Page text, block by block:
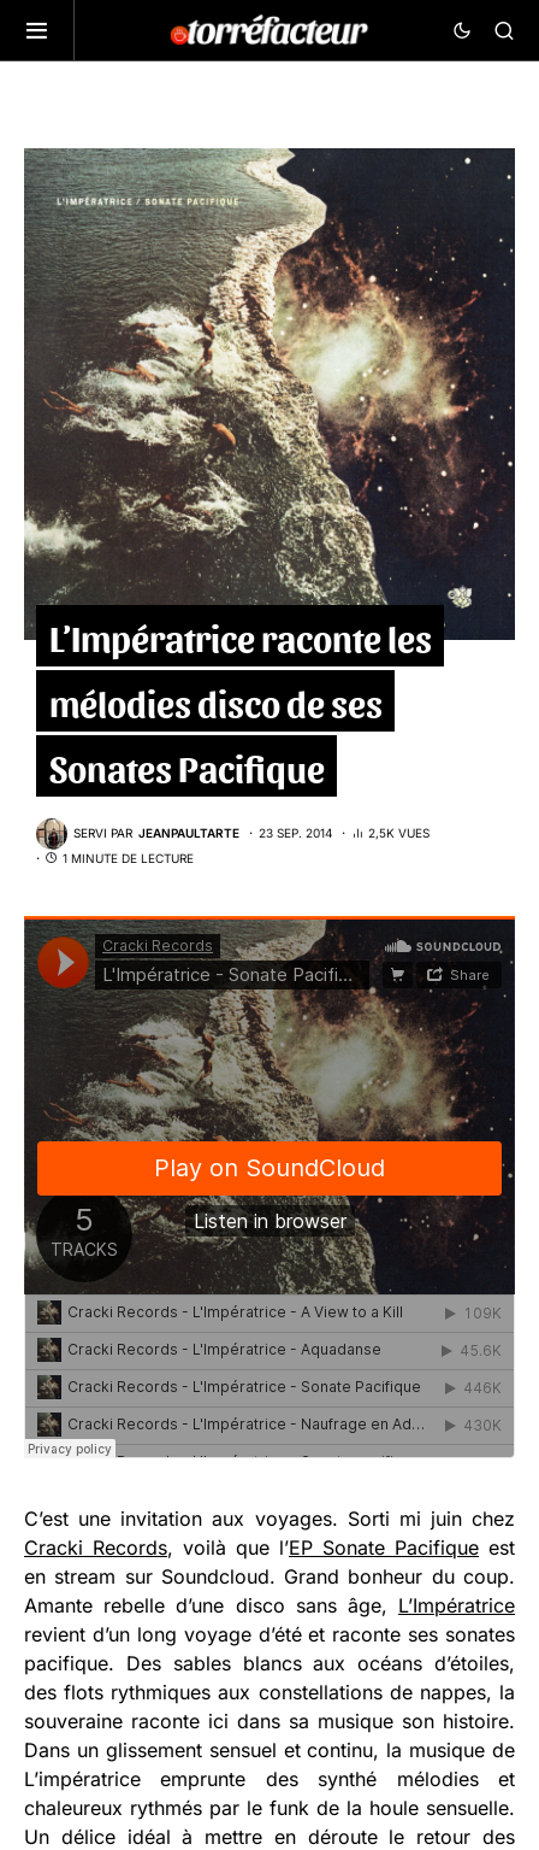
L’Impératrice raconte les
mélodies disco de ses
Sonates Pacifique
SERVI PAR JEANPAULTARTE 23 SEP. 2014
2,5K VUES
1 MINUTE DE LECTURE
C’est une invitation aux voyages. Sorti mi juin chez
Cracki Records, voilà que l’EP Sonate Pacifique est
en stream sur Soundcloud. Grand bonheur du coup.
Amante rebelle d’une disco sans âge, L’Impératrice
revient d’un long voyage d’été et raconte ses sonates
pacifique. Des sables blancs aux océans d’étoiles,
des flots rythmiques aux constellations de nappes, la
souveraine raconte ici dans sa musique son histoire.
Dans un glissement sensuel et continu, la musique de
L’impératrice emprunte des synthé mélodies et
chaleureux rythmés par le funk de la houle sensuelle.
Un délice idéal à mettre en déroute le retour des